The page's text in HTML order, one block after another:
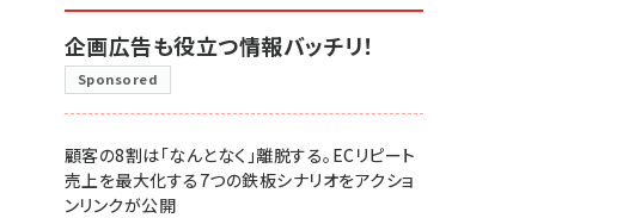
企画広告も役立つ情報バッチリ！
Sponsored
顧客の8割は「なんとなく」離脱する。ECリピート
売上を最大化する7つの鉄板シナリオをアクショ
ンリンクが公開